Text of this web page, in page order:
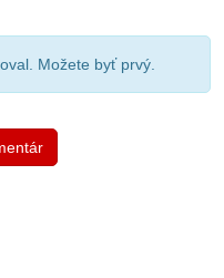
Možete byť prvý.